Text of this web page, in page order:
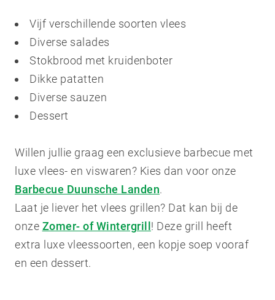
Vijf verschillende soorten vlees
Diverse salades
Stokbrood met kruidenboter
Dikke patatten
Diverse sauzen
Dessert
Willen jullie graag een exclusieve barbecue met
luxe vlees- en viswaren? Kies dan voor onze
Barbecue Duunsche Landen.
Laat je liever het vlees grillen? Dat kan bij de
onze Zomer- of Wintergrill ! Deze grill heeft
extra luxe vleessoorten, een kopje soep vooraf
en een dessert.